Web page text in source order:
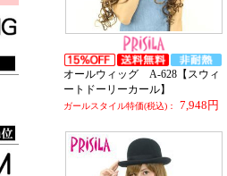
オールウィッグ A-628【スウィ
ートドーリーカール】
ガールスタイル特価(税込)： 7,948円